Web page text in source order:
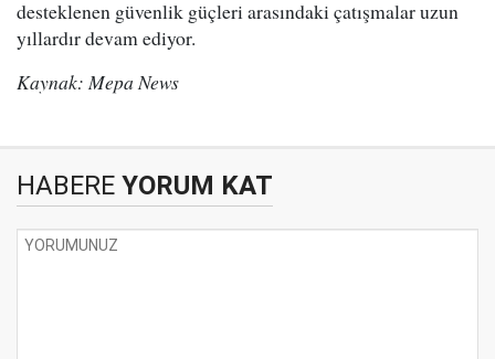
desteklenen güvenlik güçleri arasındaki çatışmalar uzun
yıllardır devam ediyor.
Kaynak: Mepa News
HABERE YORUM KAT